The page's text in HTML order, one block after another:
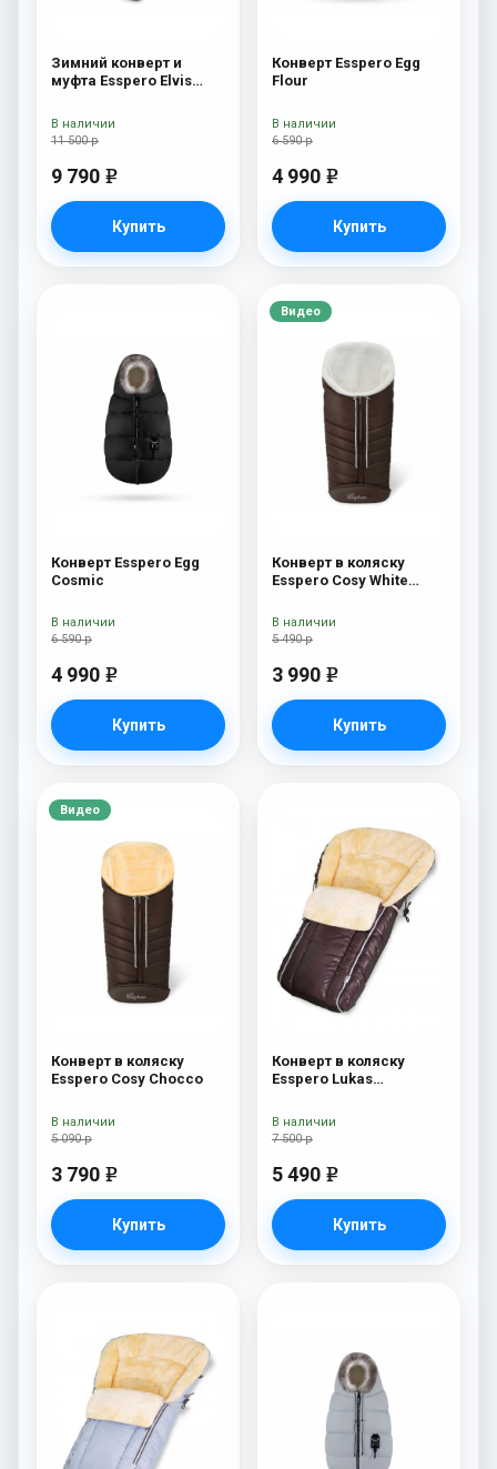
Зимний конверт и
муфта Esspero Elvis
11 500 р
9 790 e
Купить
В наличии
Конверт Esspero Egg
Flour
6 590 р
4 990 e
Купить
В наличии
Конверт Esspero Egg
Cosmic
6 590 р
4 990 e
Купить
В наличии
Видео
Конверт в коляску
Esspero Cosy White
5 490 р
3 990 e
Купить
В наличии
Видео
Конверт в коляску
Esspero Cosy Chocco
5 090 р
3 790 e
Купить
В наличии
Конверт в коляску
Esspero Lukas
шерсть) Chocolat
7 500 р
5 490 e
Купить
В наличии